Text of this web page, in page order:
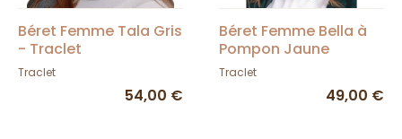
Béret Femme Tala Gris
- Traclet
Traclet
54,00 €
Béret Femme Bella à
Pompon Jaune
Moutarde - Traclet
Traclet
49,00 €